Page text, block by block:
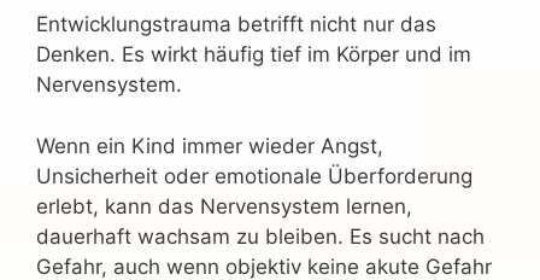
Entwicklungstrauma betrifft nicht nur das
Denken. Es wirkt häufig tief im Körper und im
Nervensystem.
Wenn ein Kind immer wieder Angst,
Unsicherheit oder emotionale Überforderung
erlebt, kann das Nervensystem lernen,
dauerhaft wachsam zu bleiben. Es sucht nach
Gefahr, auch wenn objektiv keine akute Gefahr